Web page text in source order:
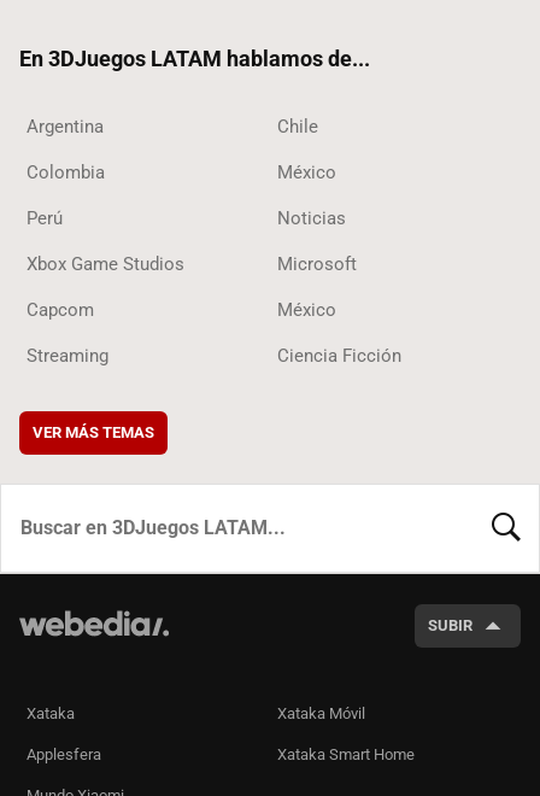
En 3DJuegos LATAM hablamos de...
Argentina Chile
Colombia México
Perú Noticias
Xbox Game Studios Microsoft
Capcom México
Streaming Ciencia Ficción
VER MÁS TEMAS
SUBIR
Xataka Xataka Móvil
Applesfera Xataka Smart Home